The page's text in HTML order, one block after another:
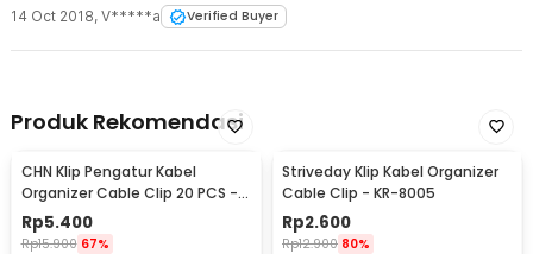
14 Oct 2018, V*****a Verified Buyer
Produk Rekomendasi
CHN Klip Pengatur Kabel
Organizer Cable Clip 20 PCS -
FT8018-3
Rp5.400
Rp15.900 67%
Striveday Klip Kabel Organizer
Cable Clip - KR-8005
Rp2.600
Rp12.900 80%